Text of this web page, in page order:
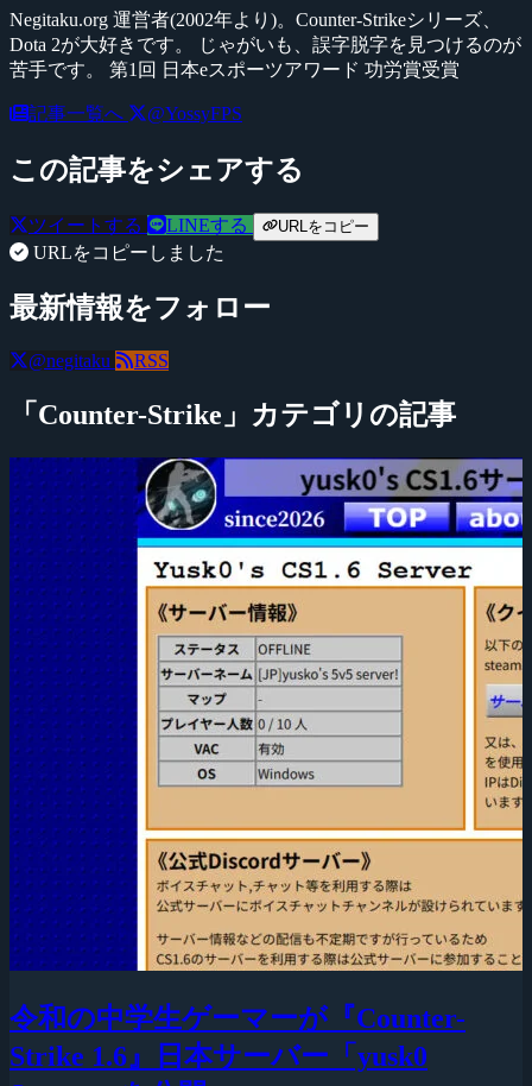
Negitaku.org 運営者(2002年より)。Counter-Strikeシリーズ、
Dota 2が大好きです。 じゃがいも、誤字脱字を見つけるのが
苦手です。 第1回 日本eスポーツアワード 功労賞受賞
記事一覧へ @YossyFPS
この記事をシェアする
ツイートする LINEする URLをコピー
URLをコピーしました
最新情報をフォロー
@negitaku RSS
「Counter-Strike」カテゴリの記事
令和の中学生ゲーマーが『Counter-
Strike 1.6』日本サーバー「yusk0